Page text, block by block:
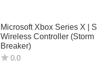
Microsoft Xbox Series X | S
Wireless Controller (Storm
Breaker)
0.0